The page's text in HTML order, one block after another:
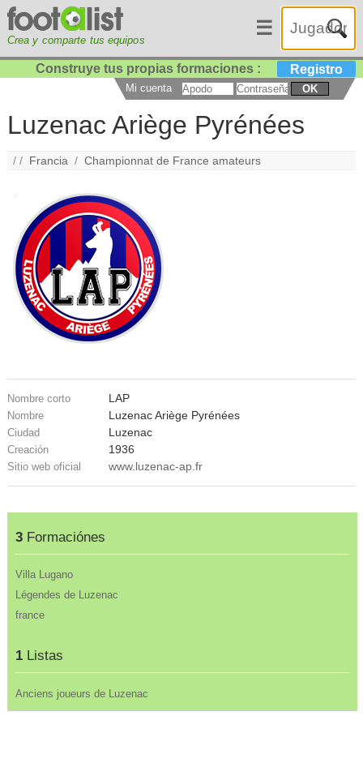
Crea y comparte tus equipos
☰
Construye tus propias formaciones : Registro
Mi cuenta OK
Luzenac Ariège Pyrénées
/ / Francia /Championnat de France amateurs
Nombre corto LAP
Nombre Luzenac Ariège Pyrénées
Ciudad Luzenac
Creación 1936
Sitio web oficial www.luzenac-ap.fr
3Formaciónes
Villa Lugano
Légendes de Luzenac
france
1Listas
Anciens joueurs de Luzenac